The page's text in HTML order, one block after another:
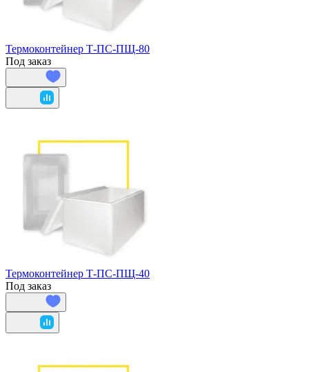
Термоконтейнер Т-ПС-ПЩ-80
Под заказ
Термоконтейнер Т-ПС-ПЩ-40
Под заказ